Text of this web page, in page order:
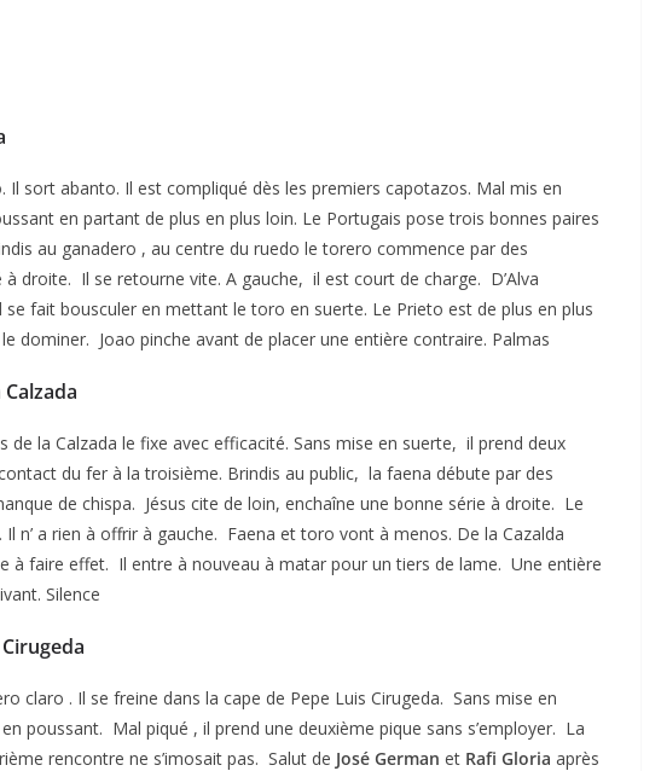
Il sort abanto. Il est compliqué dès les premiers capotazos. Mal mis en
en partant de plus en plus loin. Le Portugais pose trois bonnes paires
au ganadero , au centre du ruedo le torero commence par des
droite. Il se retourne vite. A gauche, il est court de charge. D’Alva
se fait bousculer en mettant le toro en suerte. Le Prieto est de plus en plus
dominer. Joao pinche avant de placer une entière contraire. Palmas
de la Calzada le fixe avec efficacité. Sans mise en suerte, il prend deux
du fer à la troisième. Brindis au public, la faena débute par des
de chispa. Jésus cite de loin, enchaîne une bonne série à droite. Le
n’ a rien à offrir à gauche. Faena et toro vont à menos. De la Cazalda
à faire effet. Il entre à nouveau à matar pour un tiers de lame. Une entière
Silence
claro . Il se freine dans la cape de Pepe Luis Cirugeda. Sans mise en
poussant. Mal piqué , il prend une deuxième pique sans s’employer. La
rencontre ne s’imosait pas. Salut de José German et Rafi Gloria après